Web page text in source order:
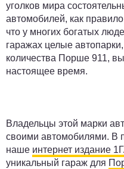
уголков мира
автомобилей, как
что у многих богатых
гаражах целые
количества Порше 911,
настоящее время.
Владельцы этой марки
своими автомобилями. В
наше интернет издание
уникальный гараж для